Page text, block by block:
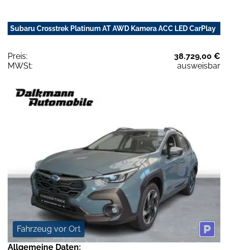
Subaru Crosstrek Platinum AT AWD Kamera ACC LED CarPlay
Preis:
38.729,00 €
MWSt:
ausweisbar
Fahrzeug vor Ort
Allgemeine Daten: